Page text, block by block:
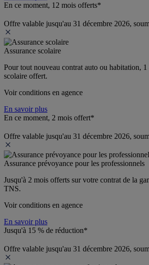
En ce moment, 12 mois offerts*
Offre valable jusqu'au 31 décembre 2026,
Assurance scolaire
Pour tout nouveau contrat auto ou habitation, 1
scolaire offert.
Voir conditions en agence
En savoir plus
En ce moment, 2 mois offert*
Offre valable jusqu'au 31 décembre 2026,
Assurance prévoyance pour les professionnels
Jusqu'à 2 mois offerts sur votre contrat de la
TNS.
Voir conditions en agence
En savoir plus
Jusqu'à 15 % de réduction*
Offre valable jusqu'au 31 décembre 2026,